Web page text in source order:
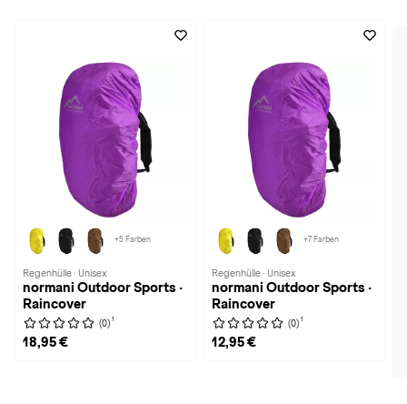
+5 Farben
Regenhülle · Unisex
normani Outdoor Sports ·
Raincover
(0) 1
18,95 €
+7 Farben
Regenhülle · Unisex
normani Outdoor Sports ·
Raincover
(0) 1
12,95 €